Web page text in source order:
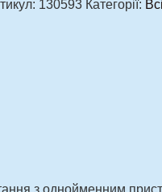
130593 Категорії: Всі
з однойменним